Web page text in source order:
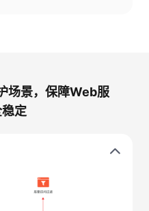
场景，保障Web服
定